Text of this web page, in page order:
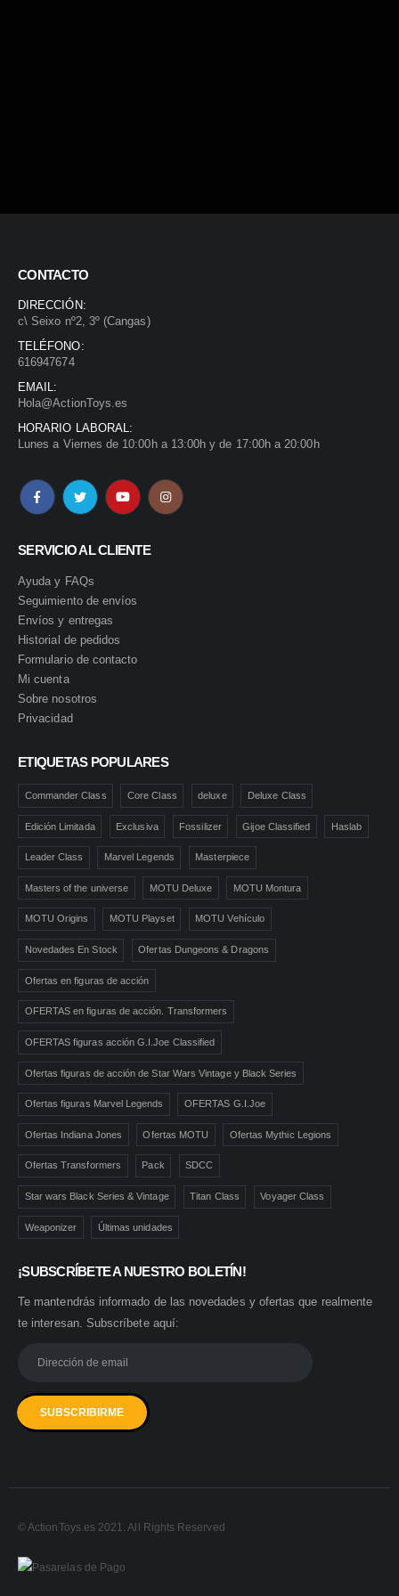
CONTACTO
DIRECCIÓN:
c\ Seixo nº2, 3º (Cangas)
TELÉFONO:
616947674
EMAIL:
Hola@ActionToys.es
HORARIO LABORAL:
Lunes a Viernes de 10:00h a 13:00h y de 17:00h a 20:00h
SERVICIO AL CLIENTE
Ayuda y FAQs
Seguimiento de envíos
Envíos y entregas
Historial de pedidos
Formulario de contacto
Mi cuenta
Sobre nosotros
Privacidad
ETIQUETAS POPULARES
Commander Class Core Class deluxe Deluxe Class
Edición Limitada Exclusiva Fossilizer Gijoe Classified Haslab
Leader Class Marvel Legends Masterpiece
Masters of the universe MOTU Deluxe MOTU Montura
MOTU Origins MOTU Playset MOTU Vehículo
Novedades En Stock Ofertas Dungeons & Dragons
Ofertas en figuras de acción
OFERTAS en figuras de acción. Transformers
OFERTAS figuras acción G.I.Joe Classified
Ofertas figuras de acción de Star Wars Vintage y Black Series
Ofertas figuras Marvel Legends OFERTAS G.I.Joe
Ofertas Indiana Jones Ofertas MOTU Ofertas Mythic Legions
Ofertas Transformers Pack SDCC
Star wars Black Series & Vintage Titan Class Voyager Class
Weaponizer Últimas unidades
¡SUBSCRÍBETE A NUESTRO BOLETÍN!
Te mantendrás informado de las novedades y ofertas que realmente
te interesan. Subscríbete aquí:
© ActionToys.es 2021. All Rights Reserved